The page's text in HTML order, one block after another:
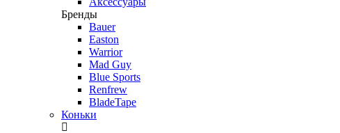
Бренды
Bauer
Easton
Warrior
Mad Guy
Blue Sports
Renfrew
BladeTape
Коньки